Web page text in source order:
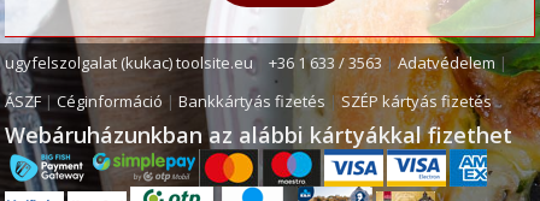
ugyfelszolgalat (kukac) toolsite.eu|+36 1 633 / 3563|Adatvédelem|
ÁSZF|Céginformáció |Bankkártyás fizetés |SZÉP kártyás fizetés
Webáruházunkban az alábbi kártyákkal fizethet